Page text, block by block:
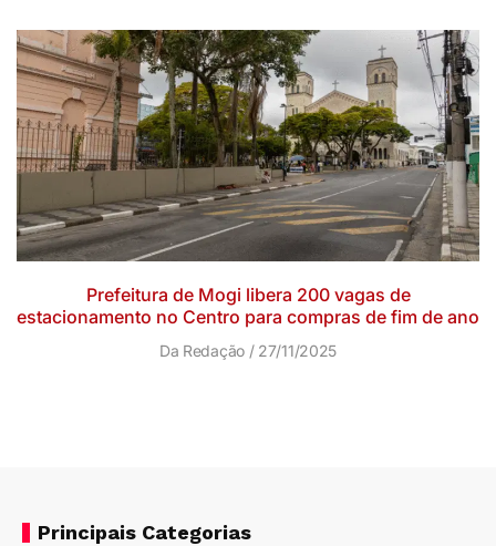
Prefeitura de Mogi libera 200 vagas de
estacionamento no Centro para compras de fim de ano
Da Redação 27/11/2025
Principais Categorias